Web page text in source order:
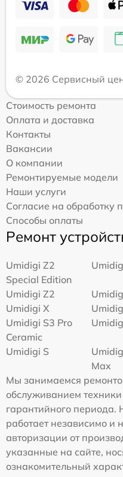
© 2026 Сервисный
Стоимость ремонта
Оплата и доставка
Контакты
Вакансии
О компании
Ремонтируемые модели
Наши услуги
Согласие на обработку
Способы оплаты
Ремонт
Umidigi Z2
Special Edition
Umidigi Z2
Umidigi X
Umidigi S3 Pro
Ceramic
Umidigi S
Max
Мы занимаемся
обслуживанием
гарантийного периода.
работает независимо и
авторизации от
указанные на сайте,
ознакомительный